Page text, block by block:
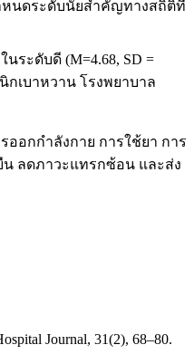
หนดระดับนัยสำคัญทางสถิติที่
ระดับดี (M=4.68, SD =
กเบาหวาน โรงพยาบาล
อกกำลังกาย การใช้ยา การ
น ลดภาวะแทรกซ้อน และส่ง
Journal, 31(2), 68–80.